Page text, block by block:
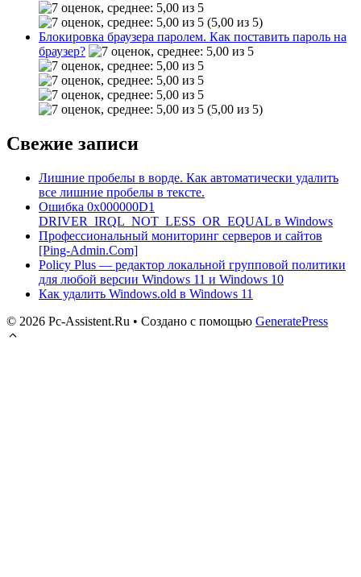
(5,00 из 5)
Блокировка браузера паролем. Как поставить пароль на
браузер?
(5,00 из 5)
Свежие записи
Лишние пробелы в ворде. Как автоматически удалить
все лишние пробелы в тексте.
Ошибка 0x000000D1
DRIVER_IRQL_NOT_LESS_OR_EQUAL в Windows
Профессиональный мониторинг серверов и сайтов
[Ping-Admin.Com]
Policy Plus — редактор локальной групповой политики
для любой версии Windows 11 и Windows 10
Как удалить Windows.old в Windows 11
© 2026 Pc-Assistent.Ru • Создано с помощью GeneratePress